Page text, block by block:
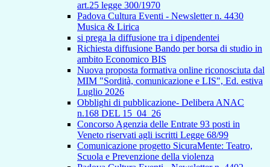
art.25 legge 300/1970
Padova Cultura Eventi - Newsletter n. 4430
Musica & Lirica
si prega la diffusione tra i dipendentei
Richiesta diffusione Bando per borsa di studio in
ambito Economico BIS
Nuova proposta formativa online riconosciuta dal
MIM "Sordità, comunicazione e LIS", Ed. estiva
Luglio 2026
Obblighi di pubblicazione- Delibera ANAC
n.168 DEL 15_04_26
Concorso Agenzia delle Entrate 93 posti in
Veneto riservati agli iscritti Legge 68/99
Comunicazione progetto SicuraMente: Teatro,
Scuola e Prevenzione della violenza